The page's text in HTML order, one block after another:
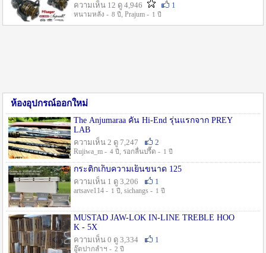
ความเห็น 12 ดู 4,946
1
หนามหลัง - 8 ปี , Prajum - 1 ปี
ห้องอุปกรณ์ออกใหม่
The Anjumaraa คัน Hi-End รุ่นแรกจาก PREY
LAB
ความเห็น 2 ดู 7,247
2
Rujiwa_m - 4 ปี , รอกลื่นปรื๊ด - 1 ปี
กระติกเก็บความเย็นขนาด 125
ความเห็น 1 ดู 3,206
1
artsave114 - 1 ปี , sichangs - 1 ปี
MUSTAD JAW-LOK IN-LINE TREBLE HOO
K - 5X
ความเห็น 0 ดู 3,334
1
อู๊ดปากลำฯ - 2 ปี